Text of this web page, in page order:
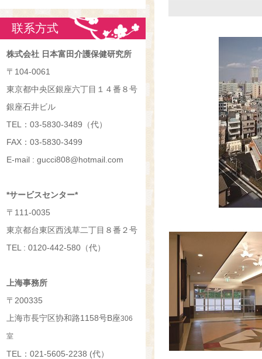
联系方式
株式会社 日本富田介護保健研究所
〒104-0061
東京都中央区銀座六丁目１４番８号
銀座石井ビル
TEL：03-5830-3489（代）
FAX：03-5830-3499
E-mail : gucci808@hotmail.com
*サービスセンター*
〒111-0035
東京都台東区西浅草二丁目８番２号
TEL : 0120-442-580（代）
上海事務所
〒200335
上海市長宁区协和路1158号B座306
室
TEL： 021-5605-2238 (代）